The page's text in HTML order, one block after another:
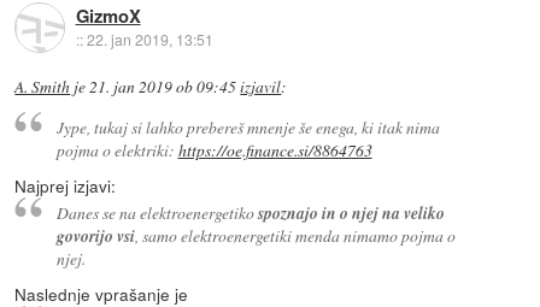
GizmoX
::22. jan 2019, 13:51
A. Smith je21. jan 2019 ob 09:45izjavil:
Jype, tukaj si lahko prebereš mnenje še enega, ki itak nima
pojma o elektriki: https://oe.finance.si/8864763
Najprej izjavi:
Danes se na elektroenergetikospoznajo in o njej na veliko
govorijo vsi, samo elektroenergetiki menda nimamo pojma o
njej.
Naslednje vprašanje je